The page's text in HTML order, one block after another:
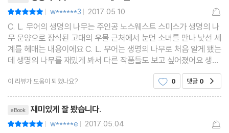
게 된 두 사람은 결혼 생활 동안 공동 작업을 통해서 수 많은 소설들
을 창작했다. 그들의 공동 작품 중 유명한 것은 ‘밈지는 보로고브스
였다 Mimsy Were the Borogoves’ (이 소설은 2007년 ‘마지막
밈지 The Last Mimzy’ 라는 이름으로 영화화 되었다)와 ‘수확기
Vintage Season’ (이 소설 역시 1992년 ‘시간 탈출 Timescap
e’라는 이름으로 영화화 되었다).
이 부부는 다양한 필명을 사용하여 공동 작품을 출간했는데 '리델 C.
H. Liddell', '로렌스 오코넬 Lawrence O’Donnell', '루이스 파젯
| w******3 | 2017.05.10
C. L. 무어의 생명의 나무는 주인공 노스웨스트 스미스가 생명의 나
무 문양으로 장식된 고대의 우물 근처에서 눈먼 소녀를 만나 낯선 세
계를 헤매는 내용이에요 C. L. 무어는 생명의 나무로 처음 알게 됐는
데 생명의 나무를 재밌게 봐서 다른 작품들도 보고 싶어졌어요 생명
의 나무의 주인공인 노스웨스트 스미스를 주인공으로 하는 시리즈
가 있고 이 작품이 그중 하나라는데 시리즈의 다
이 리뷰가 도움이 되었나요? 0 댓글 0
eBook 재미있게 잘 봤습니다.
| w*****e | 2017.05.04